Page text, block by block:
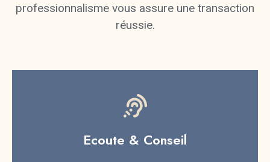
professionnalisme vous assure une transaction
réussie.
Ecoute & Conseil